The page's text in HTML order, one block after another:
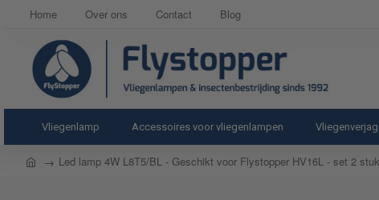
Home Over ons Contact Blog
Vliegenlamp Accessoires voor vliegenlampen
homeLed lamp 4W L8T5/BL - Geschikt voor Flystopper HV16L - set 2